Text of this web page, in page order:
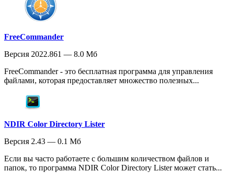
FreeCommander
Версия 2022.861 — 8.0 Мб
FreeCommander - это бесплатная программа для управления
файлами, которая предоставляет множество полезных...
NDIR Color Directory Lister
Версия 2.43 — 0.1 Мб
Если вы часто работаете с большим количеством файлов и
папок, то программа NDIR Color Directory Lister может стать...